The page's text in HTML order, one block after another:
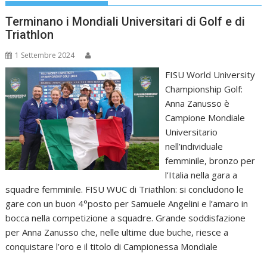
Terminano i Mondiali Universitari di Golf e di
Triathlon
1 Settembre 2024
FISU World University
Championship Golf:
Anna Zanusso è
Campione Mondiale
Universitario
nell’individuale
femminile, bronzo per
l’Italia nella gara a
squadre femminile. FISU WUC di Triathlon: si concludono le
gare con un buon 4°posto per Samuele Angelini e l’amaro in
bocca nella competizione a squadre. Grande soddisfazione
per Anna Zanusso che, nelle ultime due buche, riesce a
conquistare l’oro e il titolo di Campionessa Mondiale